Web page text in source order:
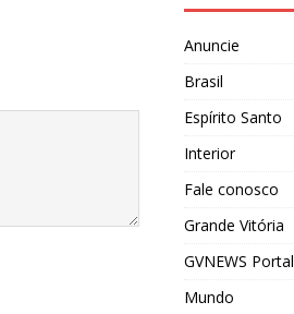
Anuncie
Brasil
Espírito Santo
Interior
Fale conosco
Grande Vitória
GVNEWS Portal
Mundo